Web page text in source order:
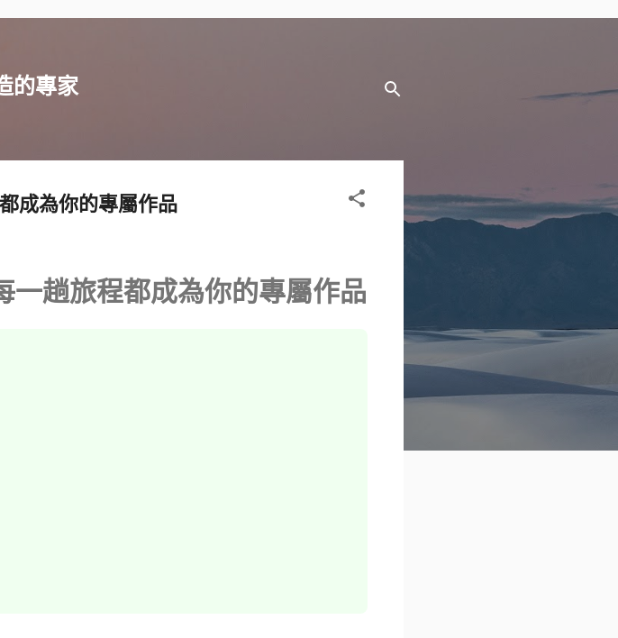
要內容
的專家
成為你的專屬作品
一趟旅程都成為你的專屬作品